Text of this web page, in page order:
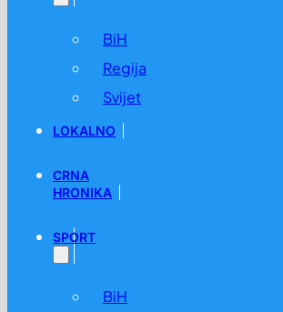
BiH
Regija
Svijet
LOKALNO
CRNA
HRONIKA
SPORT
BiH